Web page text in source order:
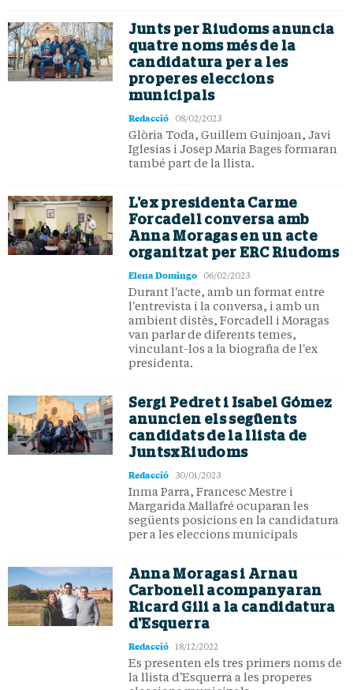
Junts per Riudoms anuncia
quatre noms més de la
candidatura per a les
properes eleccions
municipals
Redacció 08/02/2023
Glòria Toda, Guillem Guinjoan, Javi
Iglesias i Josep Maria Bages formaran
també part de la llista.
L'ex presidenta Carme
Forcadell conversa amb
Anna Moragas en un acte
organitzat per ERC Riudoms
Elena Domingo 06/02/2023
Durant l'acte, amb un format entre
l'entrevista i la conversa, i amb un
ambient distès, Forcadell i Moragas
van parlar de diferents temes,
vinculant-los a la biografia de l'ex
presidenta.
Sergi Pedret i Isabel Gómez
anuncien els següents
candidats de la llista de
JuntsxRiudoms
Redacció 30/01/2023
Inma Parra, Francesc Mestre i
Margarida Mallafré ocuparan les
següents posicions en la candidatura
per a les eleccions municipals
Anna Moragas i Arnau
Carbonell acompanyaran
Ricard Gili a la candidatura
d'Esquerra
Redacció 18/12/2022
Es presenten els tres primers noms de
la llista d'Esquerra a les properes